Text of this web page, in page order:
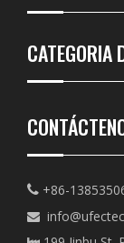
CATEGORIA
 +86-
